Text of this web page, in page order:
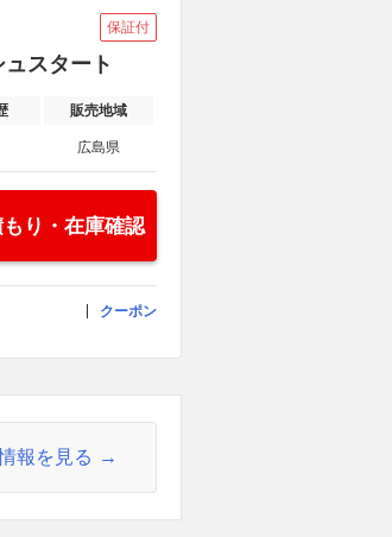
保証付
スタート
販売地域
広島県
もり・在庫確認
クーポン
報を見る